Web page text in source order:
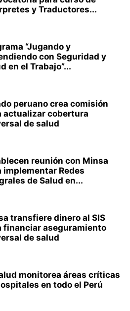
y Traductores...
“Jugando y
con Seguridad y
en el Trabajo”...
peruano crea comisión
actualizar cobertura
de salud
reunión con Minsa
implementar Redes
de Salud en...
transfiere dinero al SIS
financiar aseguramiento
de salud
monitorea áreas críticas
en todo el Perú